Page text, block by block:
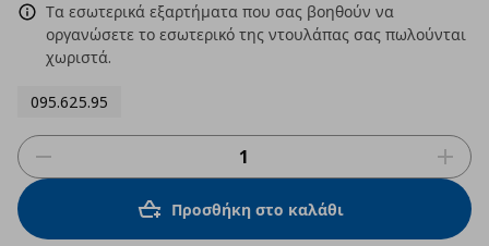
Τα εσωτερικά εξαρτήματα που σας βοηθούν να
οργανώσετε το εσωτερικό της ντουλάπας σας πωλούνται
χωριστά.
095.625.95
Προσθήκη στο καλάθι